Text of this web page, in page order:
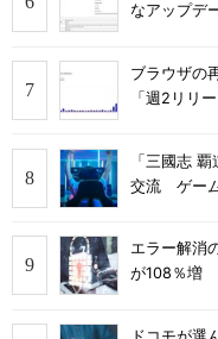
なアップデ
ブラウザの
「週2リリ
「三國志
交流 ゲー
エラー解消
が108％増